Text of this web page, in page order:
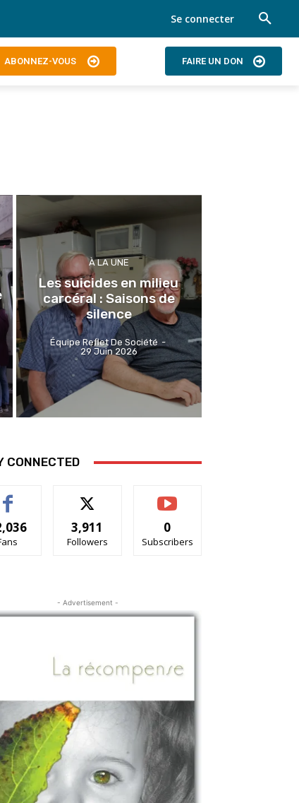
Se connecter
ABONNEZ-VOUS FAIRE UN DON
À LA UNE
Les suicides en milieu
carcéral : Saisons de
silence
Équipe Reflet De Société -
29 Juin 2026
CONNECTED
3,911
Followers
0
Subscribers
- Advertisement -